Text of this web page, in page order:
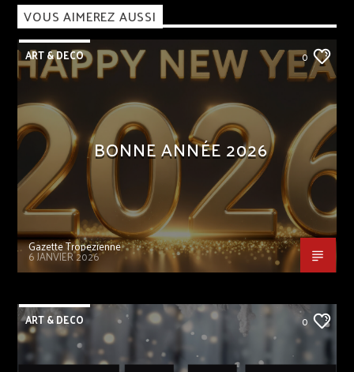
VOUS AIMEREZ AUSSI
ART & DECO 0
BONNE ANNÉE 2026
Gazette Tropezienne
6 JANVIER 2026
ART & DECO 0